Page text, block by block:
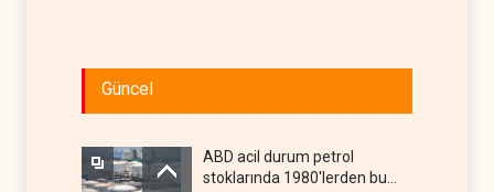
Güncel
ABD acil durum petrol
stoklarında 1980'lerden bu